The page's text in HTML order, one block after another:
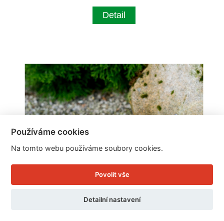
Detail
Používáme cookies
Na tomto webu používáme soubory cookies.
Povolit vše
Detailní nastavení